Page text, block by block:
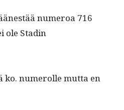
numeroa 716
ole Stadin
ko. numerolle mut­ta en